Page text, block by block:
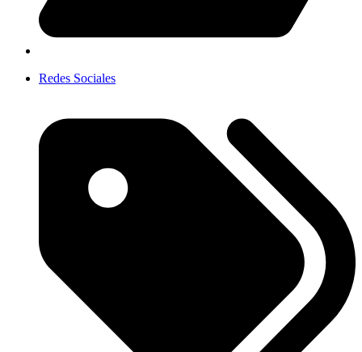
Redes Sociales